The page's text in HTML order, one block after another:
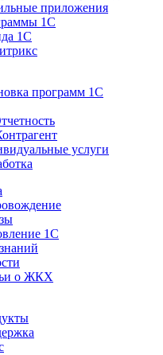
приложения
1С
1С
программ 1С
услуги
1С
о ЖКХ